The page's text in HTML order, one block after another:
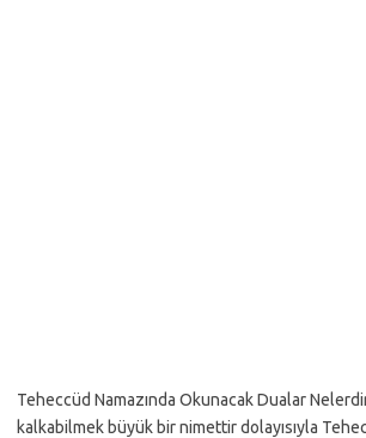
Teheccüd Namazında Okunacak Dualar
kalkabilmek büyük bir nimettir dolayısıyla